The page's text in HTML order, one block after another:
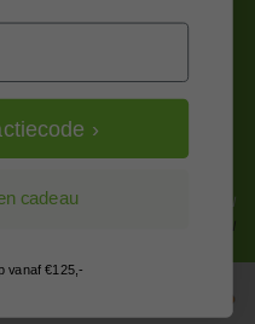
prijzen zijn in EURO en excl. 21% BTW
wijzig naar incl. BTW
›
cadeau
vanaf €125,-